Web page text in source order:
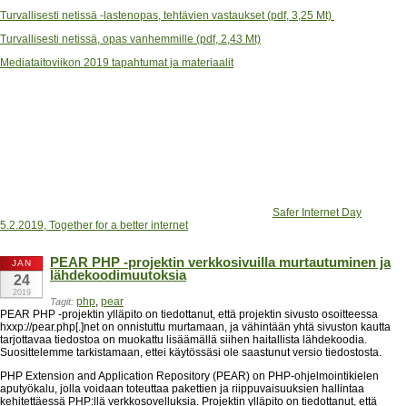
Turvallisesti netissä -lastenopas, tehtävien vastaukset (pdf, 3,25 Mt)
Turvallisesti netissä, opas vanhemmille (pdf, 2,43 Mt)
Mediataitoviikon 2019 tapahtumat ja materiaalit
Safer Internet Day
5.2.2019, Together for a better internet
JAN
24
2019
PEAR PHP -projektin verkkosivuilla murtautuminen ja
lähdekoodimuutoksia
Tagit: php, pear
PEAR PHP -projektin ylläpito on tiedottanut, että projektin sivusto osoitteessa
hxxp://pear.php[.]net on onnistuttu murtamaan, ja vähintään yhtä sivuston kautta
tarjottavaa tiedostoa on muokattu lisäämällä siihen haitallista lähdekoodia.
Suosittelemme tarkistamaan, ettei käytössäsi ole saastunut versio tiedostosta.
PHP Extension and Application Repository (PEAR) on PHP-ohjelmointikielen
aputyökalu, jolla voidaan toteuttaa pakettien ja riippuvaisuuksien hallintaa
kehitettäessä PHP:llä verkkosovelluksia. Projektin ylläpito on tiedottanut, että